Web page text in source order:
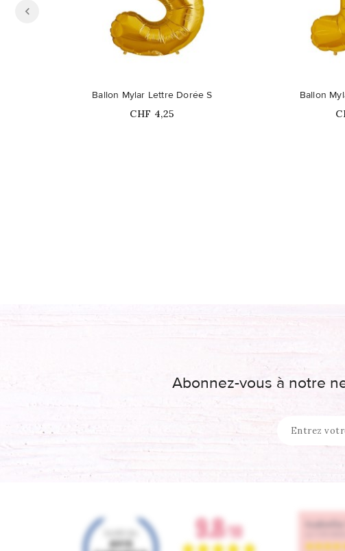
Ballon Mylar Lettre Dorée S
Prix
CHF 4,25
Ballon
Abonnez-vous à notre